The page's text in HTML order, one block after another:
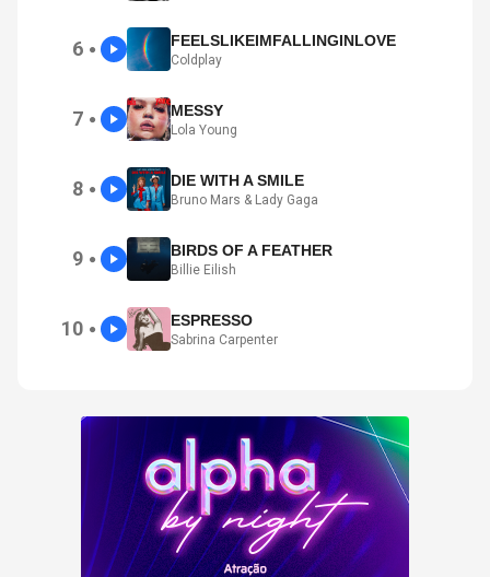
6 ● FEELSLIKEIMFALLINGINLOVE
Coldplay
7 ● MESSY
Lola Young
8 ● DIE WITH A SMILE
Bruno Mars & Lady Gaga
9 ● BIRDS OF A FEATHER
Billie Eilish
10 ● ESPRESSO
Sabrina Carpenter